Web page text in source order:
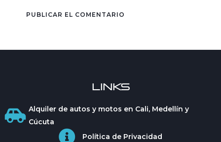
LINKS
Alquiler de autos y motos en Cali, Medellín y
Cúcuta
Política de Privacidad